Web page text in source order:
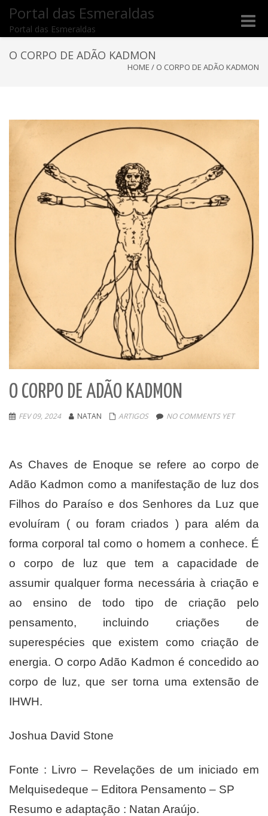
Portal das Esmeraldas
Portal das Esmeraldas
Toggle
O CORPO DE ADÃO KADMON
HOME / O CORPO DE ADÃO KADMON
O CORPO DE ADÃO KADMON
FEV 09, 2024 NATAN ARTIGOS NO COMMENTS YET
As Chaves de Enoque se refere ao corpo de
Adão Kadmon como a manifestação de luz dos
Filhos do Paraíso e dos Senhores da Luz que
evoluíram ( ou foram criados ) para além da
forma corporal tal como o homem a conhece. É
o corpo de luz que tem a capacidade de
assumir qualquer forma necessária à criação e
ao ensino de todo tipo de criação pelo
pensamento, incluindo criações de
superespécies que existem como criação de
energia. O corpo Adão Kadmon é concedido ao
corpo de luz, que ser torna uma extensão de
IHWH.
Joshua David Stone
Fonte : Livro – Revelações de um iniciado em
Melquisedeque – Editora Pensamento – SP
Resumo e adaptação : Natan Araújo.